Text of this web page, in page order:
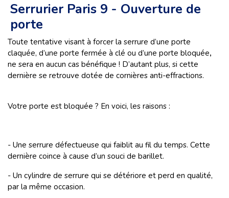
Serrurier Paris 9 - Ouverture de
porte
Toute tentative visant à forcer la serrure d’une porte
claquée, d’une porte fermée à clé ou d’une porte bloquée,
ne sera en aucun cas bénéfique ! D’autant plus, si cette
dernière se retrouve dotée de cornières anti-effractions.
Votre porte est bloquée ? En voici, les raisons :
- Une serrure défectueuse qui faiblit au fil du temps. Cette
dernière coince à cause d’un souci de barillet.
- Un cylindre de serrure qui se détériore et perd en qualité,
par la même occasion.